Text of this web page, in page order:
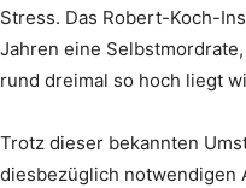
Stress. Das Robert-Koch-
Jahren eine
rund dreimal so hoch liegt
Trotz dieser bekannten
diesbezüglich notwendigen